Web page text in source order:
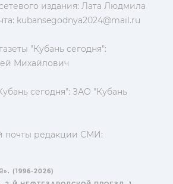
издания: Лата Людмила
kubansegodnya2024@mail.ru
"Кубань сегодня":
Михайлович
сегодня": ЗАО "Кубань
почты редакции СМИ:
(1996-2026)